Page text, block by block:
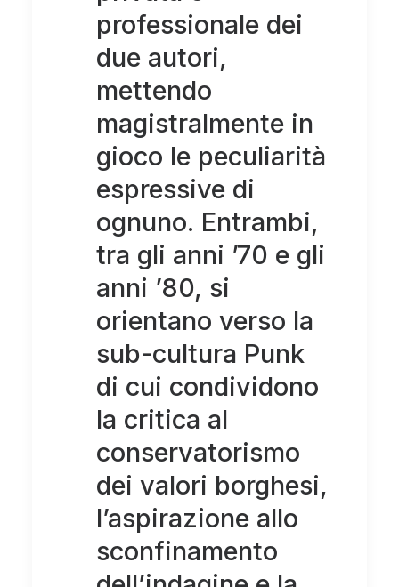
professionale dei
due autori,
mettendo
magistralmente in
gioco le peculiarità
espressive di
ognuno. Entrambi,
tra gli anni ’70 e gli
anni ’80, si
orientano verso la
sub-cultura Punk
di cui condividono
la critica al
conservatorismo
dei valori borghesi,
l’aspirazione allo
sconfinamento